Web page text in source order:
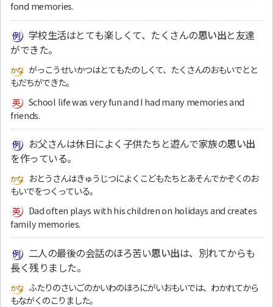
fond memories.
学校生活はとても楽しくて、たくさんの思い出と友達
ができた。
がっこうせいかつはとてもたのしくて、たくさんのおもいでとと
もだちができた。
School life was very fun and I had many memories and
friends.
お父さんは休日によく子供たちと遊んで家族の思い出
を作っている。
おとうさんはきゅうじつによくこどもたちとあそんでかぞくのお
もいでをつくっている。
Dad often plays with his children on holidays and creates
family memories.
二人の最後の会話のほろ苦い思い出は、別れてからも
長く残りました。
ふたりのさいごのかいわのほろにがいおもいでは、わかれてから
もながくのこりました。